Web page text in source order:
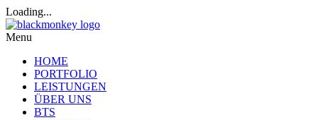
Loading...
Menu
HOME
PORTFOLIO
LEISTUNGEN
ÜBER UNS
BTS